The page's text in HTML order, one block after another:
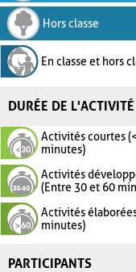
Hors classe
En classe et hors
DURÉE DE L'ACTIVITÉ
Activités courtes
minutes)
Activités
(Entre 30 et 60
Activités
minutes)
PARTICIPANTS